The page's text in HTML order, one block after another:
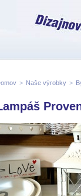
> Naše výrobky >